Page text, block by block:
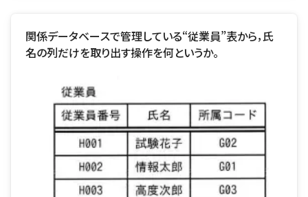
関係データベースで管理している“従業員”表から，氏
名の列だけを取り出す操作を何というか。